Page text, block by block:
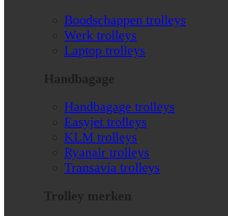
Boodschappen trolleys
Werk trolleys
Laptop trolleys
Handbagage
Handbagage trolleys
Easyjet trolleys
KLM trolleys
Ryanair trolleys
Transavia trolleys
Trolley merken